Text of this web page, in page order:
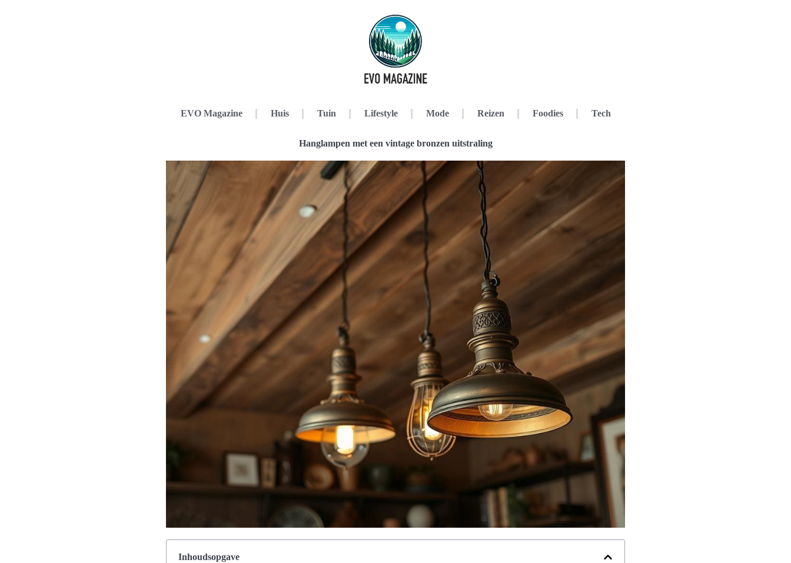
EVO Magazine Huis Tuin Lifestyle Mode Reizen Foodies Tech
Hanglampen met een vintage bronzen uitstraling
Inhoudsopgave